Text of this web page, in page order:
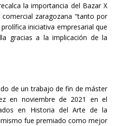
la importancia del Bazar X
zaragozana “tanto por
iniciativa empresarial que
gracias a la implicación de la
de un trabajo de fin de máster
en noviembre de 2021 en el
en Historia del Arte de la
fue premiado como mejor